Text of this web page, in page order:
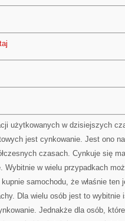
użytkowanych w dzisiejszych
jest cynkowanie. Jest ono na
czasach. Cynkuje się
Wybitnie w wielu przypadkach
samochodu, że właśnie ten
Dla wielu osób jest to wybitnie
Jednakże dla osób,